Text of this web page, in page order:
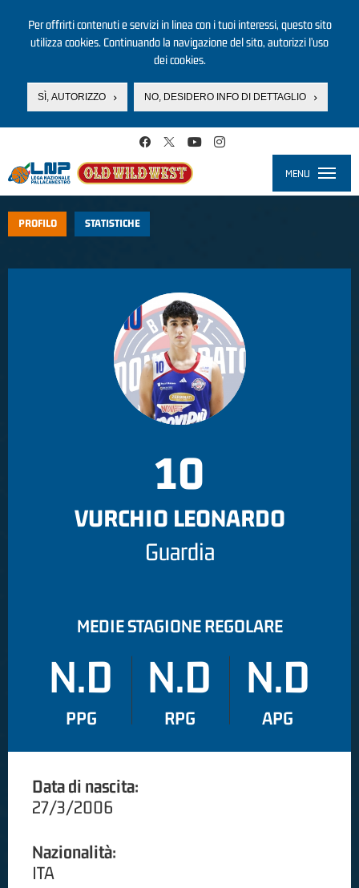
Per offrirti contenuti e servizi in linea con i tuoi interessi, questo sito
utilizza cookies. Continuando la navigazione del sito, autorizzi l’uso
dei cookies.
SÌ, AUTORIZZO NO, DESIDERO INFO DI DETTAGLIO
MENU
PROFILO STATISTICHE
10
VURCHIO LEONARDO
Guardia
MEDIE STAGIONE REGOLARE
N.D
PPG
N.D
RPG
N.D
APG
Data di nascita:
27/3/2006
Nazionalità:
ITA